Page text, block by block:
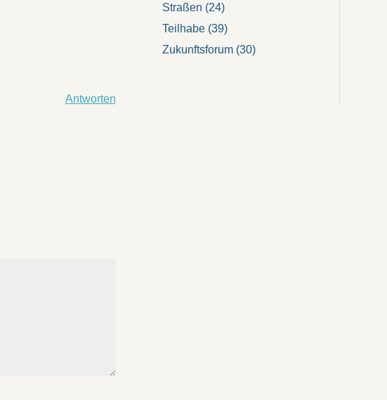
Antworten
Straßen (24)
Teilhabe (39)
Zukunftsforum (30)